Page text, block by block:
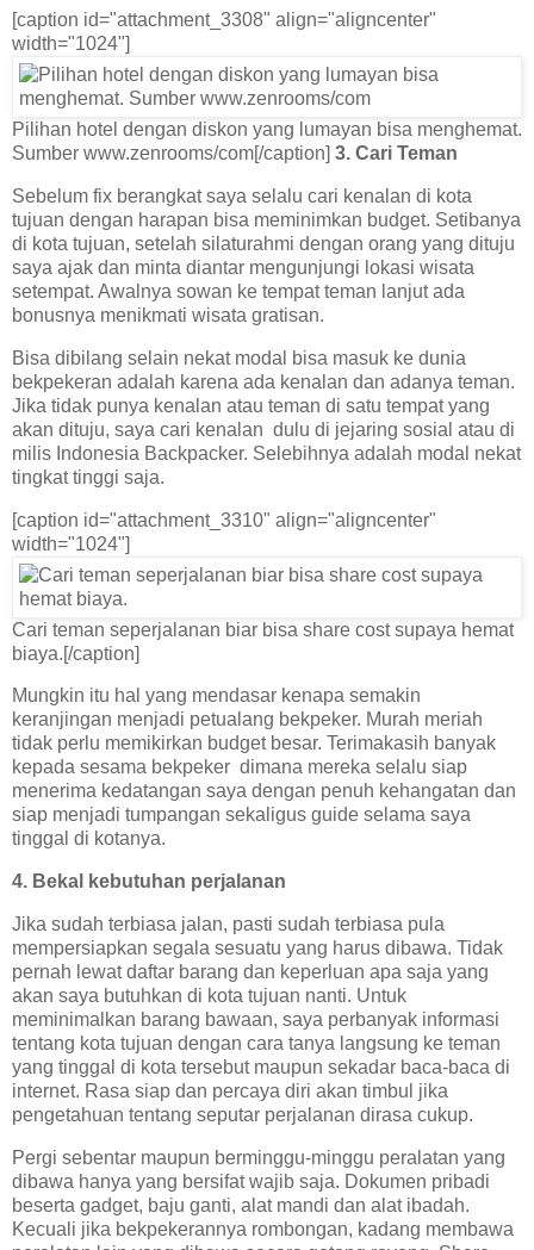
[caption id="attachment_3308" align="aligncenter"
width="1024"]
Pilihan hotel dengan diskon yang lumayan bisa menghemat.
Sumber www.zenrooms/com[/caption] 3. Cari Teman
Sebelum fix berangkat saya selalu cari kenalan di kota
tujuan dengan harapan bisa meminimkan budget. Setibanya
di kota tujuan, setelah silaturahmi dengan orang yang dituju
saya ajak dan minta diantar mengunjungi lokasi wisata
setempat. Awalnya sowan ke tempat teman lanjut ada
bonusnya menikmati wisata gratisan.
Bisa dibilang selain nekat modal bisa masuk ke dunia
bekpekeran adalah karena ada kenalan dan adanya teman.
Jika tidak punya kenalan atau teman di satu tempat yang
akan dituju, saya cari kenalan dulu di jejaring sosial atau di
milis Indonesia Backpacker. Selebihnya adalah modal nekat
tingkat tinggi saja.
[caption id="attachment_3310" align="aligncenter"
width="1024"]
Cari teman seperjalanan biar bisa share cost supaya hemat
biaya.[/caption]
Mungkin itu hal yang mendasar kenapa semakin
keranjingan menjadi petualang bekpeker. Murah meriah
tidak perlu memikirkan budget besar. Terimakasih banyak
kepada sesama bekpeker dimana mereka selalu siap
menerima kedatangan saya dengan penuh kehangatan dan
siap menjadi tumpangan sekaligus guide selama saya
tinggal di kotanya.
4. Bekal kebutuhan perjalanan
Jika sudah terbiasa jalan, pasti sudah terbiasa pula
mempersiapkan segala sesuatu yang harus dibawa. Tidak
pernah lewat daftar barang dan keperluan apa saja yang
akan saya butuhkan di kota tujuan nanti. Untuk
meminimalkan barang bawaan, saya perbanyak informasi
tentang kota tujuan dengan cara tanya langsung ke teman
yang tinggal di kota tersebut maupun sekadar baca-baca di
internet. Rasa siap dan percaya diri akan timbul jika
pengetahuan tentang seputar perjalanan dirasa cukup.
Pergi sebentar maupun berminggu-minggu peralatan yang
dibawa hanya yang bersifat wajib saja. Dokumen pribadi
beserta gadget, baju ganti, alat mandi dan alat ibadah.
Kecuali jika bekpekerannya rombongan, kadang membawa